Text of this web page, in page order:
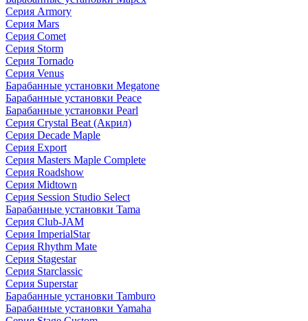
Серия Armory
Серия Mars
Серия Comet
Серия Storm
Серия Tornado
Серия Venus
Барабанные установки Megatone
Барабанные установки Peace
Барабанные установки Pearl
Серия Crystal Beat (Акрил)
Серия Decade Maple
Серия Export
Серия Masters Maple Complete
Серия Roadshow
Серия Midtown
Серия Session Studio Select
Барабанные установки Tama
Серия Club-JAM
Серия ImperialStar
Серия Rhythm Mate
Серия Stagestar
Серия Starclassic
Серия Superstar
Барабанные установки Tamburo
Барабанные установки Yamaha